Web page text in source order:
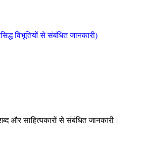
विभूतियों से संबंधित जानकारी)
और साहित्यकारों से संबंधित जानकारी।